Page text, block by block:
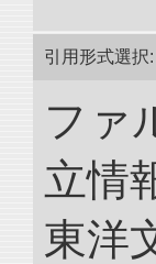
引用形式選択:
ファ
立情
東洋